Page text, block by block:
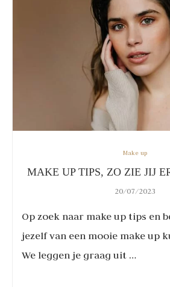
Make up
MAKE UP TIPS, ZO ZIE JIJ
20/07/2023
Op zoek naar make up tips en
jezelf van een mooie make up
We leggen je graag uit …